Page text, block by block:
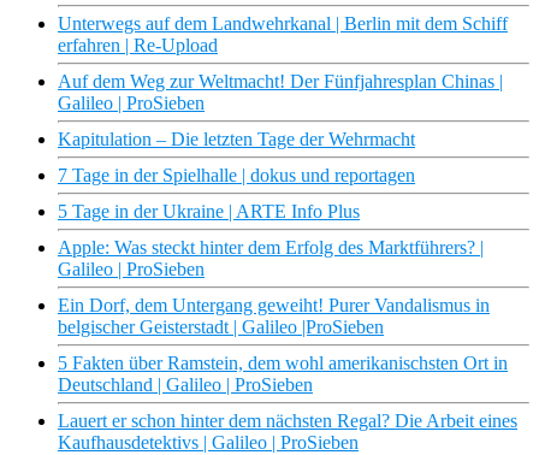
Unterwegs auf dem Landwehrkanal | Berlin mit dem Schiff
erfahren | Re-Upload
Auf dem Weg zur Weltmacht! Der Fünfjahresplan Chinas |
Galileo | ProSieben
Kapitulation – Die letzten Tage der Wehrmacht
7 Tage in der Spielhalle | dokus und reportagen
5 Tage in der Ukraine | ARTE Info Plus
Apple: Was steckt hinter dem Erfolg des Marktführers? |
Galileo | ProSieben
Ein Dorf, dem Untergang geweiht! Purer Vandalismus in
belgischer Geisterstadt | Galileo |ProSieben
5 Fakten über Ramstein, dem wohl amerikanischsten Ort in
Deutschland | Galileo | ProSieben
Lauert er schon hinter dem nächsten Regal? Die Arbeit eines
Kaufhausdetektivs | Galileo | ProSieben